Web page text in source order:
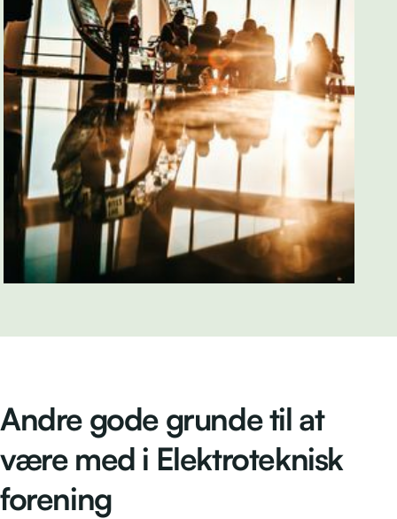
Andre gode grunde til at
være med i Elektroteknisk
forening